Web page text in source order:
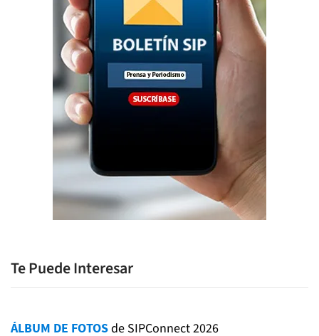
Te Puede Interesar
ÁLBUM DE FOTOSde SIPConnect 2026